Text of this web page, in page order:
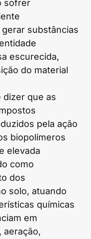
sofrer
substâncias
escurecida,
do material
dizer que as
pela ação
biopolímeros
elevada
como
dos
solo, atuando
químicas
em
aeração,